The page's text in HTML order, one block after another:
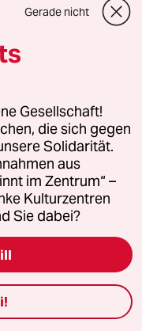
Gerade nicht
Gesellschaft!
die sich gegen
Solidarität.
aus
im Zentrum“ –
Kulturzentren
Sie dabei?